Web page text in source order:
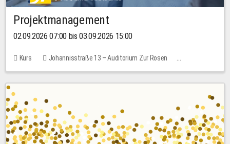
Projektmanagement
02.09.2026 07:00 bis 03.09.2026 15:00
Kurs
Johannisstraße 13 – Auditorium Zur Rosen
Keine freien Plätze
30,00 EUR